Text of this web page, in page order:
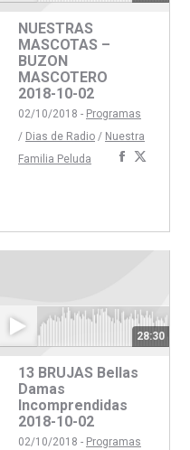
NUESTRAS
MASCOTAS –
BUZON
MASCOTERO
2018-10-02
02/10/2018 - Programas
/ Dias de Radio / Nuestra
Familia Peluda
Compartir
28:30
13 BRUJAS Bellas
Damas
Incomprendidas
2018-10-02
02/10/2018 - Programas